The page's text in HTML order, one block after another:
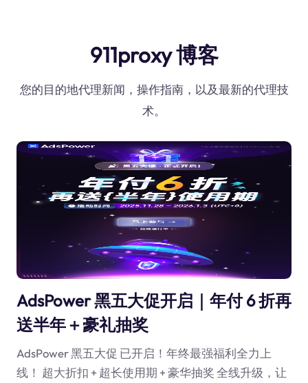
911proxy 博客
您的目的地代理新闻，操作指南，以及最新的代理技
术。
AdsPower 黑五大促开启｜年付 6 折再
送半年＋豪礼抽奖
AdsPower 黑五大促 已开启！年终最强福利全力上
线！ 超大折扣 + 超长使用期 + 豪华抽奖 全线升级，让